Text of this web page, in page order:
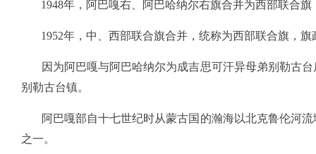
1948年，阿巴嘎右、阿巴哈纳尔右旗合并为西部联合旗
1952年，中、西部联合旗合并，统称为西部联合旗，旗
因为阿巴嘎与阿巴哈纳尔为成吉思可汗异母弟别勒古台
别勒古台镇。
阿巴嘎部自十七世纪时从蒙古国的瀚海以北克鲁伦河流
之一。